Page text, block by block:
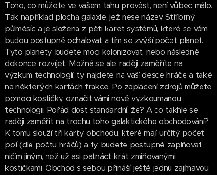
Toho, co můžete ve vašem tahu provést, není vůbec málo.
Tak například plocha galaxie, jež nese název Stříbrný
půlměsíc a je složena z pěti karet systémů, které se vám
budou postupně odhalovat a tím se zvýší počet planet.
Tyto planety budete moci kolonizovat, nebo následně
dokonce rozvíjet. Možná se ale raději zaměříte na
výzkum technologií, ty najdete na vaší desce hráče a také
na některých kartách frakce. Po zaplacení zdrojů můžete
pomocí kostičky označit vámi nově vyzkoumanou
technologii. Pořád dost standardní, že? A co takhle se
raději zaměřit na trochu toho galaktického obchodování?
K tomu slouží tři karty obchodu, které mají určitý počet
polí (dle počtu hráčů) a ty budete postupně zaplňovat
ničím jiným, než už asi patnáct krát zmiňovanými
kostičkami. Obchod s sebou přináší ještě jednu zajímavou